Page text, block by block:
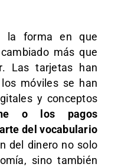
la forma en que
más que
Las tarjetas han
móviles se han
y conceptos
o los pagos
del vocabulario
del dinero no solo
sino también